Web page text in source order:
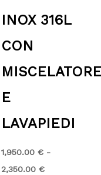
INOX 316L
CON
MISCELATORE
E
LAVAPIEDI
1,950.00 € -
2,350.00 €